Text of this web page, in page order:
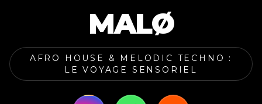
MALØ
AFRO HOUSE & MELODIC TECHNO :
LE VOYAGE SENSORIEL